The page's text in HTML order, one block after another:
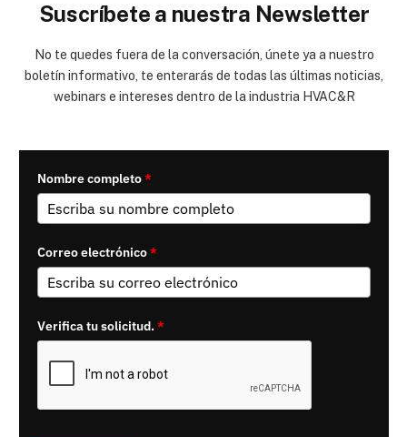
Suscríbete a nuestra Newsletter
No te quedes fuera de la conversación, únete ya a nuestro
boletín informativo, te enterarás de todas las últimas noticias,
webinars e intereses dentro de la industria HVAC&R
Nombre completo*
Correo electrónico*
Verifica tu solicitud.*